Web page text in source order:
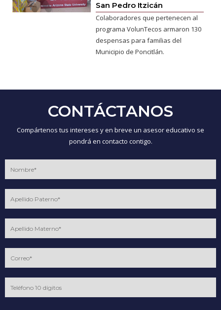
San Pedro Itzicán
Colaboradores que pertenecen al
programa VolunTecos armaron 130
despensas para familias del
Municipio de Poncitlán.
CONTÁCTANOS
Compártenos tus intereses y en breve un asesor educativo se
pondrá en contacto contigo.